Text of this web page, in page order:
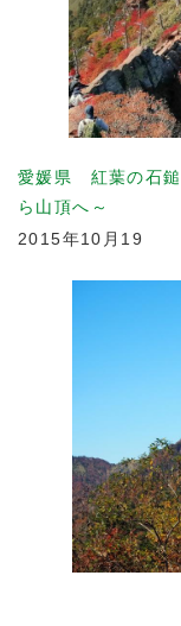
愛媛県 紅葉の石
ら山頂へ～
2015年10月19